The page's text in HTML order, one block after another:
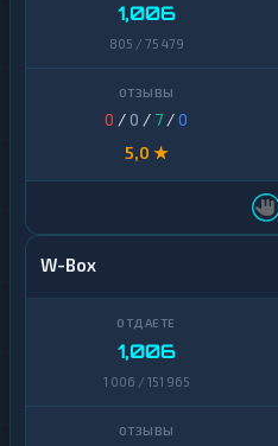
1,006
805 / 75 479
0 / 0 / 7 /0
5,0 ★
W-Box
1,006
1 006 / 151 965